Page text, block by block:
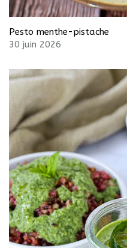
Pesto menthe-pistache
30 juin 2026